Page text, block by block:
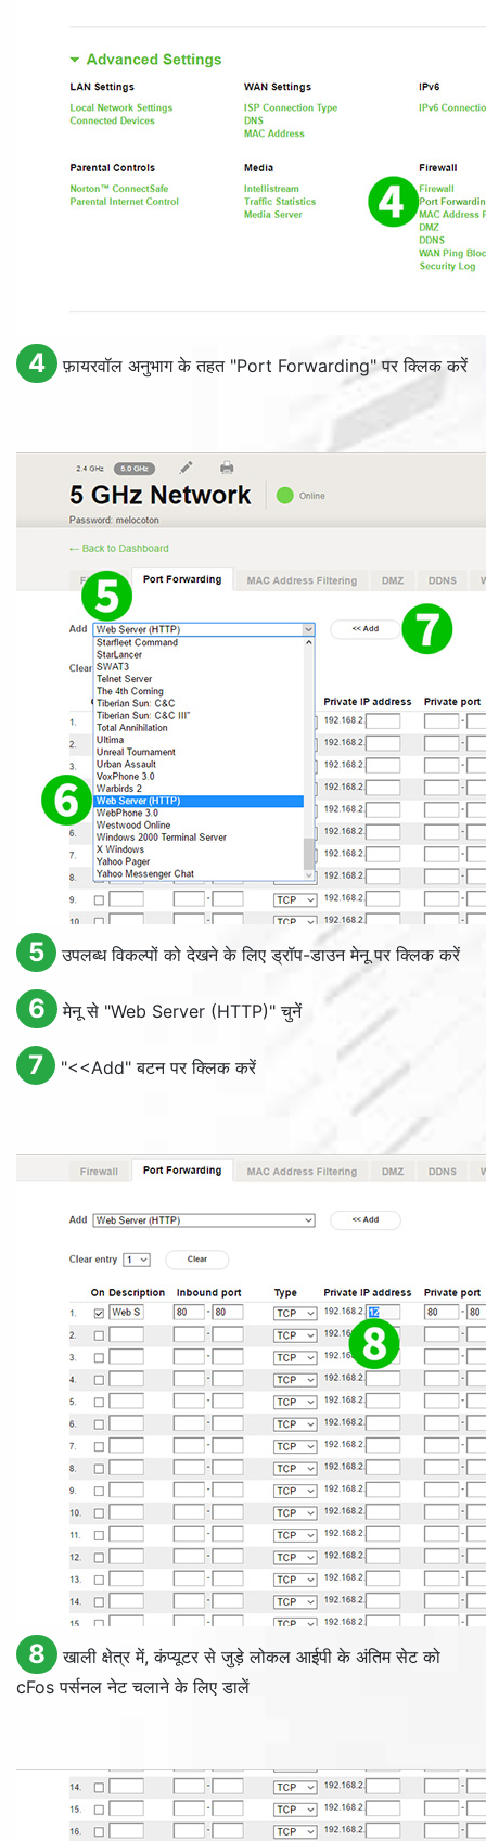
4 फ़ायरवॉल अनुभाग के तहत "Port Forwarding" पर क्लिक करें
5 उपलब्ध विकल्पों को देखने के लिए ड्रॉप-डाउन मेनू पर क्लिक करें
6 मेनू से "Web Server (HTTP)" चुनें
7 "<<Add" बटन पर क्लिक करें
8
खाली क्षेत्र में, कंप्यूटर से जुड़े लोकल आईपी के अंतिम सेट को
cFos पर्सनल नेट चलाने के लिए डालें